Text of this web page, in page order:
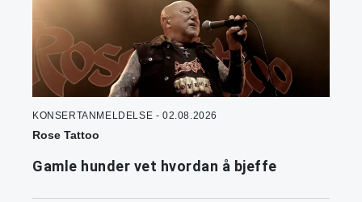
KONSERTANMELDELSE - 02.08.2026
Rose Tattoo
Gamle hunder vet hvordan å bjeffe